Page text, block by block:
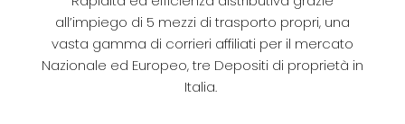
all’impiego di 5 mezzi di trasporto propri, una
vasta gamma di corrieri affiliati per il mercato
Nazionale ed Europeo, tre Depositi di proprietà in
Italia.